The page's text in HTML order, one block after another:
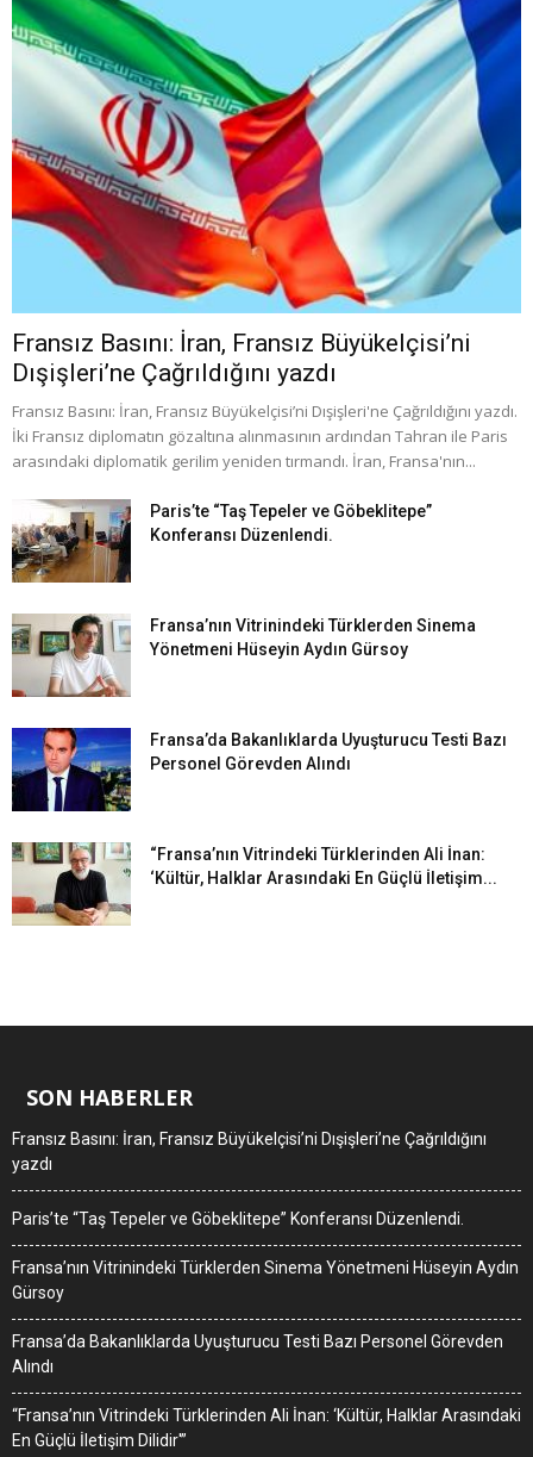
Fransız Basını: İran, Fransız Büyükelçisi’ni
Dışişleri’ne Çağrıldığını yazdı
Fransız Basını: İran, Fransız Büyükelçisi’ni Dışişleri'ne Çağrıldığını yazdı.
İki Fransız diplomatın gözaltına alınmasının ardından Tahran ile Paris
arasındaki diplomatik gerilim yeniden tırmandı. İran, Fransa'nın...
Paris’te “Taş Tepeler ve Göbeklitepe”
Konferansı Düzenlendi.
Fransa’nın Vitrinindeki Türklerden Sinema
Yönetmeni Hüseyin Aydın Gürsoy
Fransa’da Bakanlıklarda Uyuşturucu Testi Bazı
Personel Görevden Alındı
“Fransa’nın Vitrindeki Türklerinden Ali İnan:
‘Kültür, Halklar Arasındaki En Güçlü İletişim...
SON HABERLER
Fransız Basını: İran, Fransız Büyükelçisi’ni Dışişleri’ne Çağrıldığını
yazdı
Paris’te “Taş Tepeler ve Göbeklitepe” Konferansı Düzenlendi.
Fransa’nın Vitrinindeki Türklerden Sinema Yönetmeni Hüseyin Aydın
Gürsoy
Fransa’da Bakanlıklarda Uyuşturucu Testi Bazı Personel Görevden
Alındı
“Fransa’nın Vitrindeki Türklerinden Ali İnan: ‘Kültür, Halklar Arasındaki
En Güçlü İletişim Dilidir'”